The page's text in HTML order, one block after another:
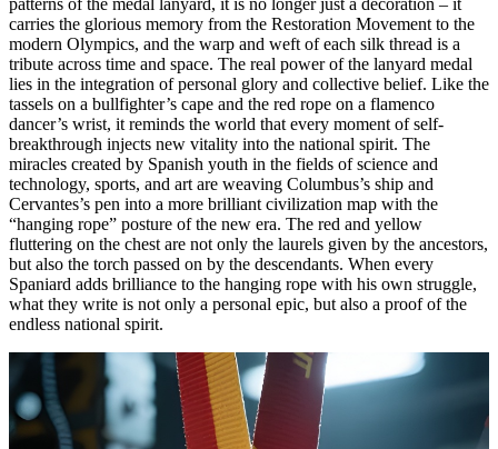
carries the glorious memory from the Restoration Movement to the
modern Olympics, and the warp and weft of each silk thread is a
tribute across time and space. The real power of the lanyard medal
lies in the integration of personal glory and collective belief. Like the
tassels on a bullfighter’s cape and the red rope on a flamenco
dancer’s wrist, it reminds the world that every moment of self-
breakthrough injects new vitality into the national spirit. The
miracles created by Spanish youth in the fields of science and
technology, sports, and art are weaving Columbus’s ship and
Cervantes’s pen into a more brilliant civilization map with the
“hanging rope” posture of the new era. The red and yellow
fluttering on the chest are not only the laurels given by the ancestors,
but also the torch passed on by the descendants. When every
Spaniard adds brilliance to the hanging rope with his own struggle,
what they write is not only a personal epic, but also a proof of the
endless national spirit.